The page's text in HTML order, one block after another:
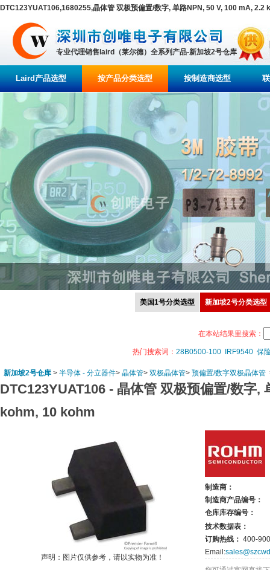
DTC123YUAT106,1680255,晶体管 双极预偏置/数字, 单路NPN, 50 V, 100 mA, 2.2
专业代理销售laird（莱尔德）全系列产品-新加坡2号仓库
Laird产品选型 按产品分类选型 按制造商选型
美国1号分类选型 新加坡2号分类选型
在本站结果里搜索：
热门搜索词： 28B0500-100 IRF9540 保
新加坡2号仓库 > 半导体 - 分立器件> 晶体管> 双极晶体管> 预偏置/数字双极晶体管
DTC123YUAT106 - 晶体管 双极预偏置/数字,
kohm, 10 kohm
声明：图片仅供参考，请以实物为准！
制造商：
制造商产品编号：
仓库库存编号：
技术数据表：
订购热线： 400-
Email: